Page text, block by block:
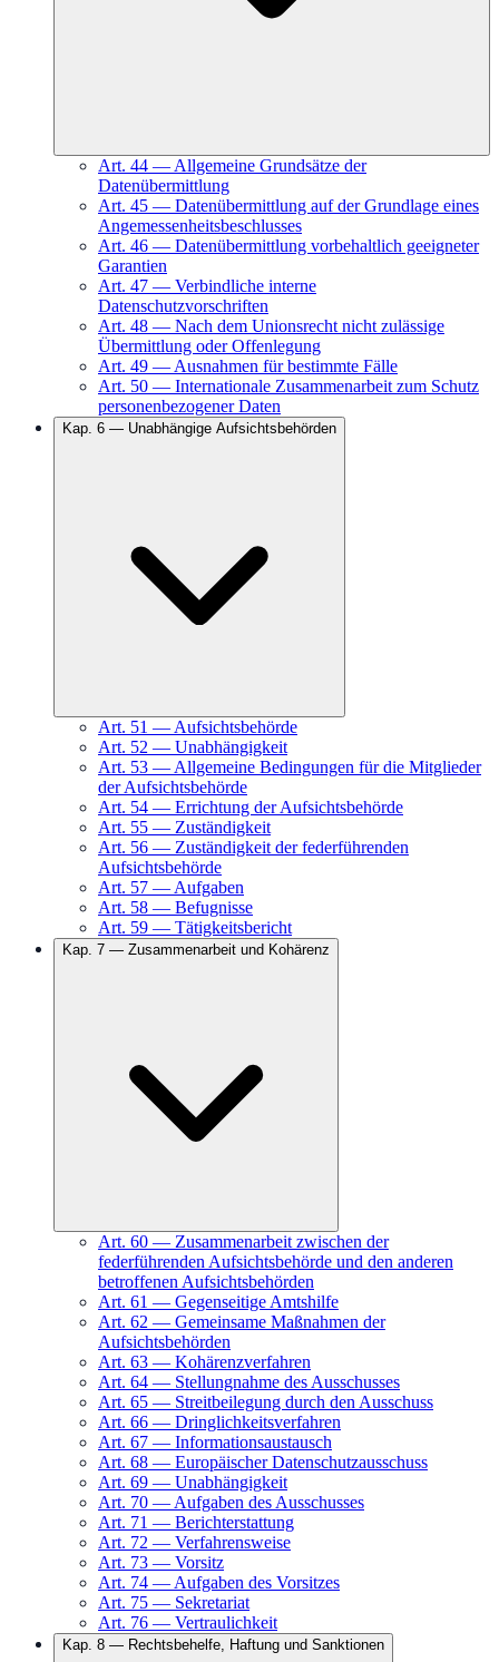
Art. 44 — Allgemeine Grundsätze der
Datenübermittlung
Art. 45 — Datenübermittlung auf der Grundlage eines
Angemessenheitsbeschlusses
Art. 46 — Datenübermittlung vorbehaltlich geeigneter
Garantien
Art. 47 — Verbindliche interne
Datenschutzvorschriften
Art. 48 — Nach dem Unionsrecht nicht zulässige
Übermittlung oder Offenlegung
Art. 49 — Ausnahmen für bestimmte Fälle
Art. 50 — Internationale Zusammenarbeit zum Schutz
personenbezogener Daten
Kap. 6 — Unabhängige Aufsichtsbehörden
Art. 51 — Aufsichtsbehörde
Art. 52 — Unabhängigkeit
Art. 53 — Allgemeine Bedingungen für die Mitglieder
der Aufsichtsbehörde
Art. 54 — Errichtung der Aufsichtsbehörde
Art. 55 — Zuständigkeit
Art. 56 — Zuständigkeit der federführenden
Aufsichtsbehörde
Art. 57 — Aufgaben
Art. 58 — Befugnisse
Art. 59 — Tätigkeitsbericht
Kap. 7 — Zusammenarbeit und Kohärenz
Art. 60 — Zusammenarbeit zwischen der
federführenden Aufsichtsbehörde und den anderen
betroffenen Aufsichtsbehörden
Art. 61 — Gegenseitige Amtshilfe
Art. 62 — Gemeinsame Maßnahmen der
Aufsichtsbehörden
Art. 63 — Kohärenzverfahren
Art. 64 — Stellungnahme des Ausschusses
Art. 65 — Streitbeilegung durch den Ausschuss
Art. 66 — Dringlichkeitsverfahren
Art. 67 — Informationsaustausch
Art. 68 — Europäischer Datenschutzausschuss
Art. 69 — Unabhängigkeit
Art. 70 — Aufgaben des Ausschusses
Art. 71 — Berichterstattung
Art. 72 — Verfahrensweise
Art. 73 — Vorsitz
Art. 74 — Aufgaben des Vorsitzes
Art. 75 — Sekretariat
Art. 76 — Vertraulichkeit
Kap. 8 — Rechtsbehelfe, Haftung und Sanktionen